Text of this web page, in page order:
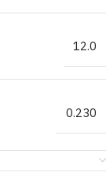
12.0
0.230